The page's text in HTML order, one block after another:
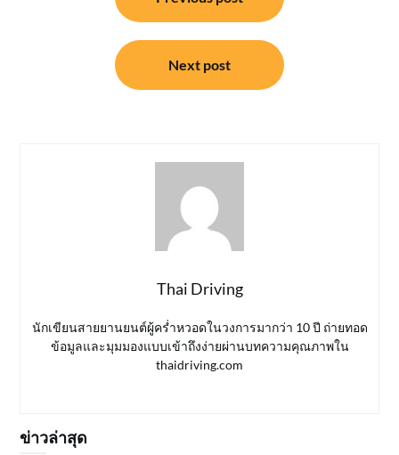
Next post
Thai Driving
นักเขียนสายยานยนต์ผู้คร่ำหวอดในวงการมากว่า 10 ปี ถ่ายทอด
ข้อมูลและมุมมองแบบเข้าถึงง่ายผ่านบทความคุณภาพใน
thaidriving.com
ข่าวล่าสุด